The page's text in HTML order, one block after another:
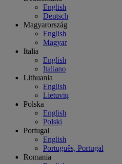
English
Deutsch
Magyarország
English
Magyar
Italia
English
Italiano
Lithuania
English
Lietuvių
Polska
English
Polski
Portugal
English
Português, Portugal
Romania